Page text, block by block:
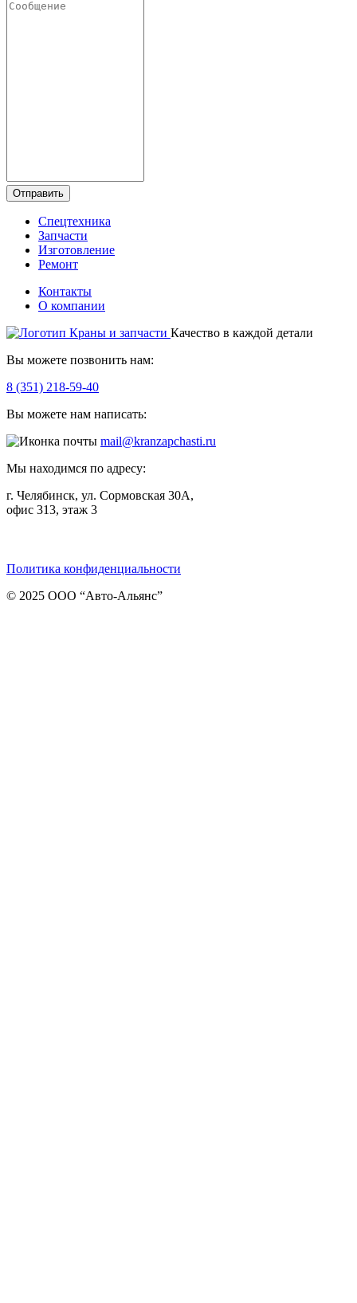
Отправить
Спецтехника
Запчасти
Изготовление
Ремонт
Контакты
О компании
Качество в каждой детали
Вы можете позвонить нам:
8 (351) 218-59-40
Вы можете нам написать:
mail@kranzapchasti.ru
Мы находимся по адресу:
г. Челябинск, ул. Сормовская 30А,
офис 313, этаж 3
Политика конфиденциальности
© 2025 ООО “Авто-Альянс”